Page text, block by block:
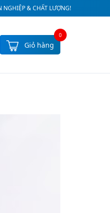
NGHIỆP & CHẤT LƯỢNG!
Giỏ hàng
0